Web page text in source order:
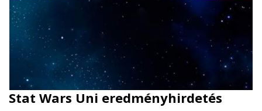
Stat Wars Uni eredményhirdetés